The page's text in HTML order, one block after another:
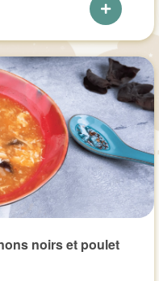
noirs et poulet